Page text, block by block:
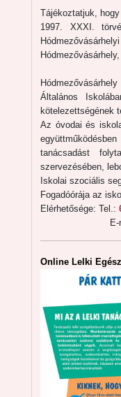
Tájékoztatjuk,
1997. XXXI.
Általános
kötelezettségének
Az óvodai és
tanácsadást
szervezésében,
Iskolai szociális
Fogadóórája az
Elérhetősége: Tel.:
Online Lelki